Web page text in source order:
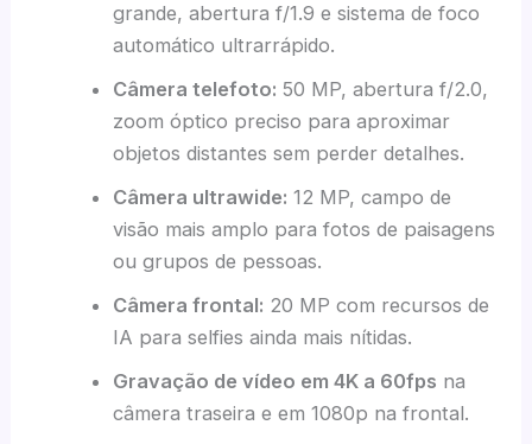
grande, abertura f/1.9 e sistema de foco
automático ultrarrápido.
Câmera telefoto: 50 MP, abertura f/2.0,
zoom óptico preciso para aproximar
objetos distantes sem perder detalhes.
Câmera ultrawide: 12 MP, campo de
visão mais amplo para fotos de paisagens
ou grupos de pessoas.
Câmera frontal: 20 MP com recursos de
IA para selfies ainda mais nítidas.
Gravação de vídeo em 4K a 60fps na
câmera traseira e em 1080p na frontal.